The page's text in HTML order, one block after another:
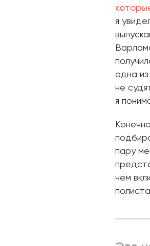
я
одна
не
я
пару
чем